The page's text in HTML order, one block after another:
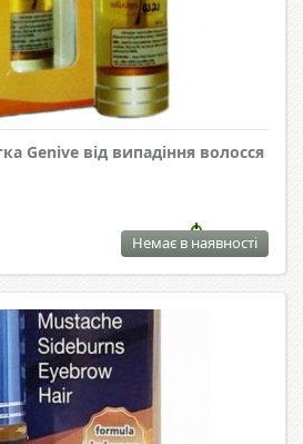
Genive від випадіння волосся
Немає в наявності